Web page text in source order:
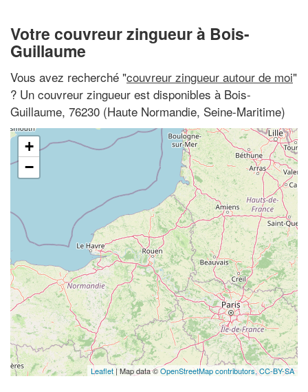
Votre couvreur zingueur à Bois-
Guillaume
Vous avez recherché "couvreur zingueur autour de moi"
? Un couvreur zingueur est disponibles à Bois-
Guillaume, 76230 (Haute Normandie, Seine-Maritime)
+
−
Leaflet | Map data ©OpenStreetMap contributors,CC-BY-SA